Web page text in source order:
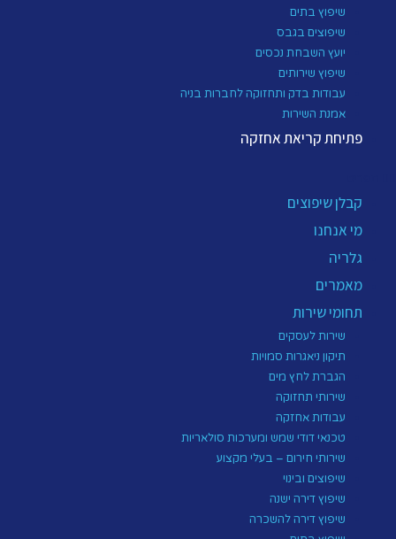
שיפוץ בתים
שיפוצים בגבס
יועץ השבחת נכסים
שיפוץ שירותים
עבודות בדק ותחזוקה לחברות בניה
אמנת השירות
פתיחת קריאת אחזקה
קבלן שיפוצים
מי אנחנו
גלריה
מאמרים
תחומי שירות
שירות לעסקים
תיקון ניאגרות סמויות
הגברת לחץ מים
שירותי תחזוקה
עבודות אחזקה
טכנאי דודי שמש ומערכות סולאריות
שירותי חירום – בעלי מקצוע
שיפוצים ובינוי
שיפוץ דירה ישנה
שיפוץ דירה להשכרה